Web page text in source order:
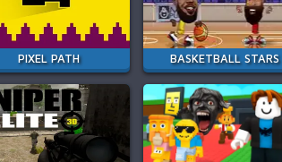
PIXEL PATH BASKETBALL STARS